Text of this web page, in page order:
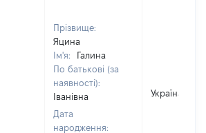
Прізвище:
Яцина
Ім'я:
Галина
По батькові (за
наявності):
Іванівна
Дата
народження:
Україна